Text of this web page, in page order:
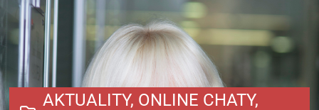
AKTUALITY, ONLINE CHATY,